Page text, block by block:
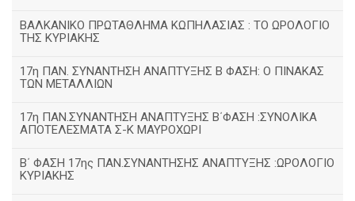
ΒΑΛΚΑΝΙΚΟ ΠΡΩΤΑΘΛΗΜΑ ΚΩΠΗΛΑΣΙΑΣ : ΤΟ ΩΡΟΛΟΓΙΟ
ΤΗΣ ΚΥΡΙΑΚΗΣ
17η ΠΑΝ. ΣΥΝΑΝΤΗΣΗ ΑΝΑΠΤΥΞΗΣ Β ΦΑΣΗ: Ο ΠΙΝΑΚΑΣ
ΤΩΝ ΜΕΤΑΛΛΙΩΝ
17η ΠΑΝ.ΣΥΝΑΝΤΗΣΗ ΑΝΑΠΤΥΞΗΣ Β΄ΦΑΣΗ :ΣΥΝΟΛΙΚΑ
ΑΠΟΤΕΛΕΣΜΑΤΑ Σ-Κ ΜΑΥΡΟΧΩΡΙ
B΄ ΦΑΣΗ 17ης ΠΑΝ.ΣΥΝΑΝΤΗΣΗΣ ΑΝΑΠΤΥΞΗΣ :ΩΡΟΛΟΓΙΟ
ΚΥΡΙΑΚΗΣ